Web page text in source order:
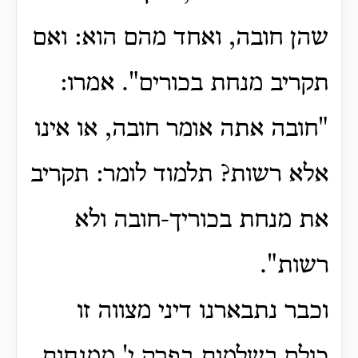
שהן חובה, ואחד מהם הוא: ואם
תקריב מנחת בכורים". אמרו:
"חובה אתה אומר חובה, או אינו
אלא רשות? תלמוד לומר: תקריב
את מנחת בכוריך-חובה ולא
רשות".
וכבר נתבארנו דיני מצווה זו